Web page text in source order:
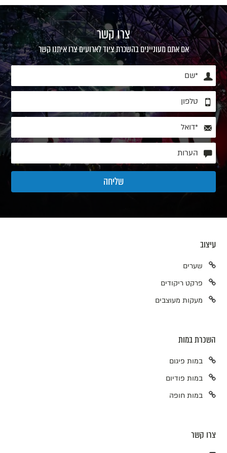
צרו קשר
אם אתם מעוניינים בהשכרת ציוד לארועים צרו איתנו קשר
עיצוב
שערים
פרקט ריקודים
מעקות מעוצבים
השכרת במות
במות פיגום
במות פודיום
במות חופה
צרו קשר